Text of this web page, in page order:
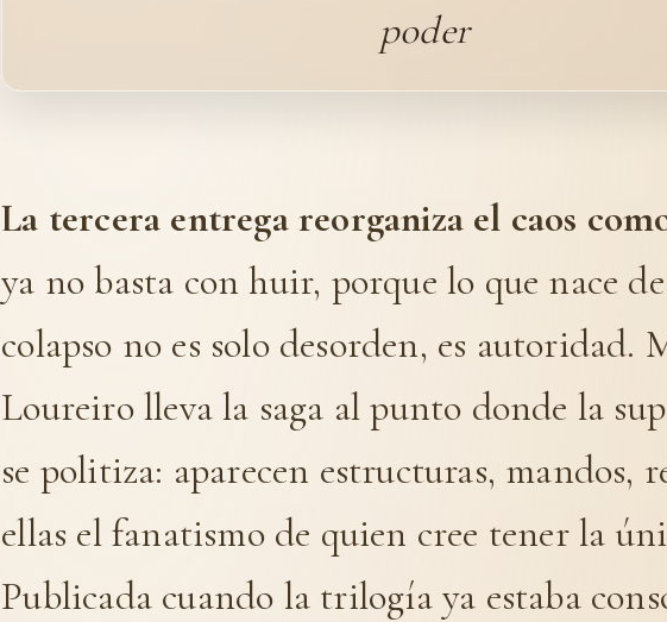
poder
La tercera entrega reorganiza el caos
ya no basta con huir, porque lo que nace
colapso no es solo desorden, es autoridad.
Loureiro lleva la saga al punto donde la
se politiza: aparecen estructuras, mandos,
ellas el fanatismo de quien cree tener la
Publicada cuando la trilogía ya estaba